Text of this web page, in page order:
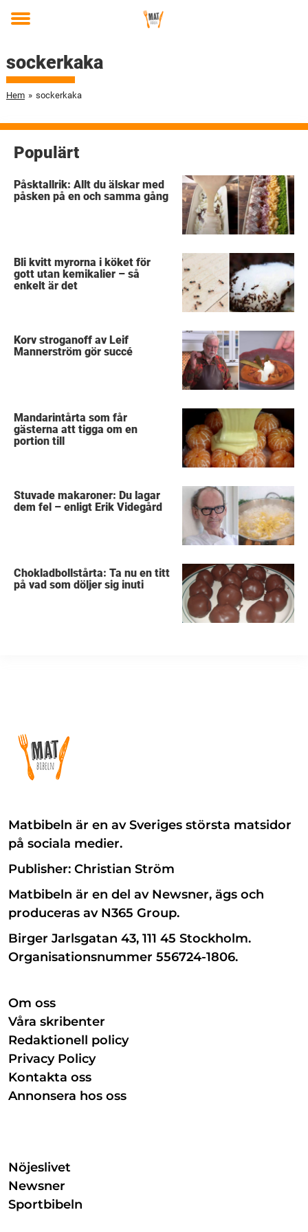
Toggle
sockerkaka
Hem » sockerkaka
Populärt
Påsktallrik: Allt du älskar med
påsken på en och samma gång
Bli kvitt myrorna i köket för
gott utan kemikalier – så
enkelt är det
Korv stroganoff av Leif
Mannerström gör succé
Mandarintårta som får
gästerna att tigga om en
portion till
Stuvade makaroner: Du lagar
dem fel – enligt Erik Videgård
Chokladbollstårta: Ta nu en titt
på vad som döljer sig inuti
Matbibeln är en av Sveriges största matsidor
på sociala medier.
Publisher: Christian Ström
Matbibeln är en del av Newsner, ägs och
produceras av N365 Group.
Birger Jarlsgatan 43, 111 45 Stockholm.
Organisationsnummer 556724-1806.
Om oss
Våra skribenter
Redaktionell policy
Privacy Policy
Kontakta oss
Annonsera hos oss
Nöjeslivet
Newsner
Sportbibeln